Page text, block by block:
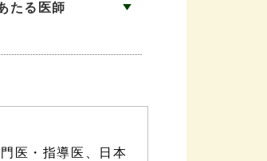
たる医師
医・指導医、日本